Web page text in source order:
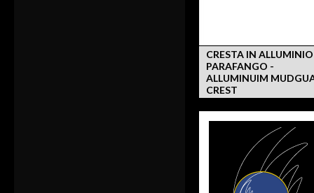
CRESTA IN ALLUMINIO
PARAFANGO -
ALLUMINUIM
CREST